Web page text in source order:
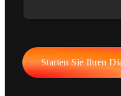
Starten Sie Ihren